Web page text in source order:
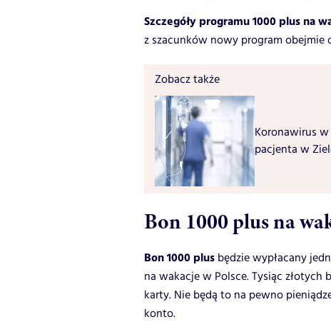
Szczegóły programu 1000 plus na
z szacunków nowy program obejmie
Zobacz także
Koronawirus
pacjenta w
Bon 1000 plus na
Bon 1000 plus będzie wypłacany
na wakacje w Polsce. Tysiąc
karty. Nie będą to na pewno
konto.